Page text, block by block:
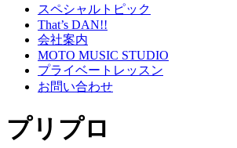
スペシャルトピック
That’s DAN!!
会社案内
MOTO MUSIC STUDIO
プライベートレッスン
お問い合わせ
プリプロ